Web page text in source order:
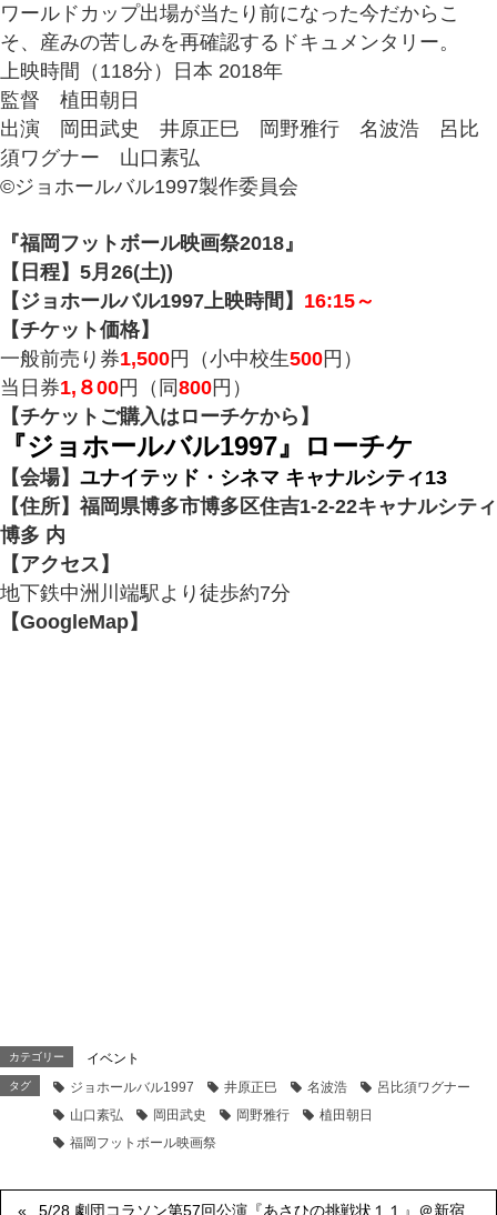
ワールドカップ出場が当たり前になった今だからこ
そ、産みの苦しみを再確認するドキュメンタリー。
上映時間（118分）日本 2018年
監督 植田朝日
出演 岡田武史 井原正巳 岡野雅行 名波浩 呂比
須ワグナー 山口素弘
©ジョホールバル1997製作委員会
『福岡フットボール映画祭2018』
【日程】5月26(土))
【ジョホールバル1997上映時間】 16:15～
【チケット価格】
一般前売り券1,500円（小中校生500円）
当日券1,８00円（同800円）
【チケットご購入はローチケから】
『ジョホールバル1997』ローチケ
【会場】 ユナイテッド・シネマ キャナルシティ13
【住所】福岡県博多市博多区住吉1-2-22キャナルシティ
博多 内
【アクセス】
地下鉄中洲川端駅より徒歩約7分
【GoogleMap】
カテゴリー イベント
タグ ジョホールバル1997 井原正巳 名波浩
呂比須ワグナー
山口素弘
岡田武史 岡野雅行
植田朝日
福岡フットボール映画祭
5/28 劇団コラソン第57回公演『あさひの挑戦状１１』＠新宿